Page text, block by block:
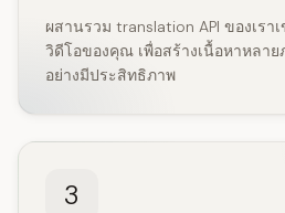
ผสานรวม translation API ของเรา
วิดีโอของคุณ เพื่อสร้างเนื้อหาหลา
อย่างมีประสิทธิภาพ
3